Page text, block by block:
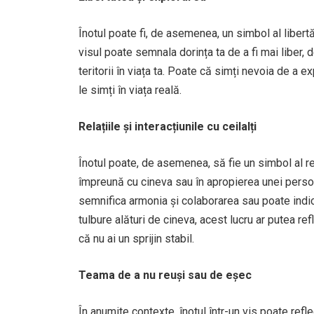
Înotul poate fi, de asemenea, un simbol al
visul poate semnala dorința ta de a fi mai liber,
teritorii în viața ta. Poate că simți nevoia de a
le simți în viața reală.
Relațiile și interacțiunile cu ceilalți
Înotul poate, de asemenea, să fie un simbol al
împreună cu cineva sau în apropierea unei
semnifica armonia și colaborarea sau poate
tulbure alături de cineva, acest lucru ar putea
că nu ai un sprijin stabil.
Teama de a nu reuși sau de eșec